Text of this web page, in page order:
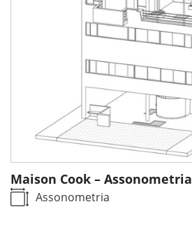
Maison Cook – Assonometria
Assonometria